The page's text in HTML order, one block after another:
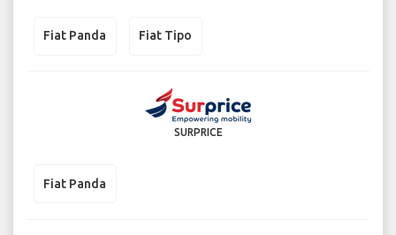
Fiat Panda Fiat Tipo
SURPRICE
Fiat Panda